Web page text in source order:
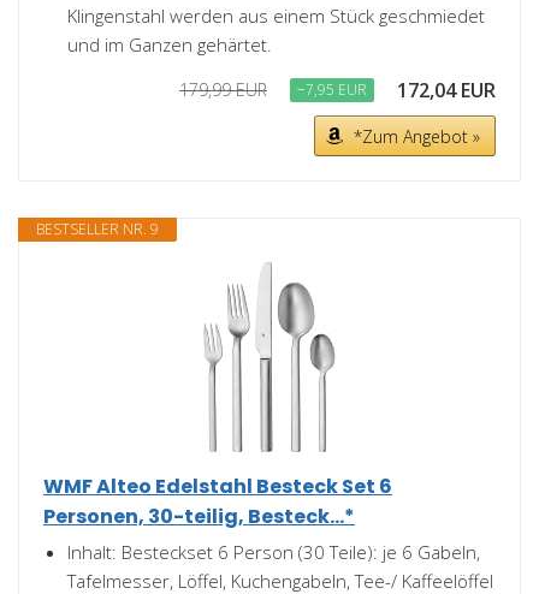
Klingenstahl werden aus einem Stück geschmiedet
und im Ganzen gehärtet.
179,99 EUR −7,95 EUR 172,04 EUR
*Zum Angebot »
BESTSELLER NR. 9
WMF Alteo Edelstahl Besteck Set 6
Personen, 30-teilig, Besteck...*
Inhalt: Besteckset 6 Person (30 Teile): je 6 Gabeln,
Tafelmesser, Löffel, Kuchengabeln, Tee-/ Kaffeelöffel